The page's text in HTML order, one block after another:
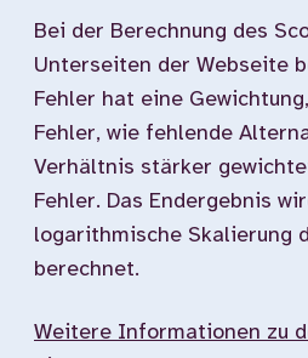
Bei der Berechnung des
Unterseiten der Webseite
Fehler hat eine
Fehler, wie fehlende
Verhältnis stärker
Fehler. Das Endergebnis
logarithmische Skalierung
berechnet.
Weitere Informationen zu